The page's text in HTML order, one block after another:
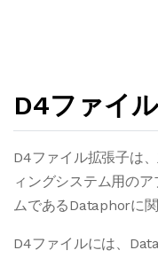
D4ファイ
D4ファイル拡張子は
ィングシステム用の
ムであるDataphorに関
D4ファイルには、